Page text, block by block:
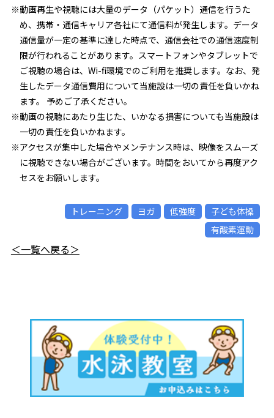
※動画再生や視聴には大量のデータ（パケット）通信を行うた
め、携帯・通信キャリア各社にて通信料が発生します。データ
通信量が一定の基準に達した時点で、通信会社での通信速度制
限が行われることがあります。スマートフォンやタブレットで
ご視聴の場合は、Wi-fi環境でのご利用を推奨します。なお、発
生したデータ通信費用について当施設は一切の責任を負いかね
ます。 予めご了承ください。
※動画の視聴にあたり生じた、いかなる損害についても当施設は
一切の責任を負いかねます。
※アクセスが集中した場合やメンテナンス時は、映像をスムーズ
に視聴できない場合がございます。時間をおいてから再度アク
セスをお願いします。
トレーニング ヨガ 低強度
子ども体操
有酸素運動
＜一覧へ戻る＞